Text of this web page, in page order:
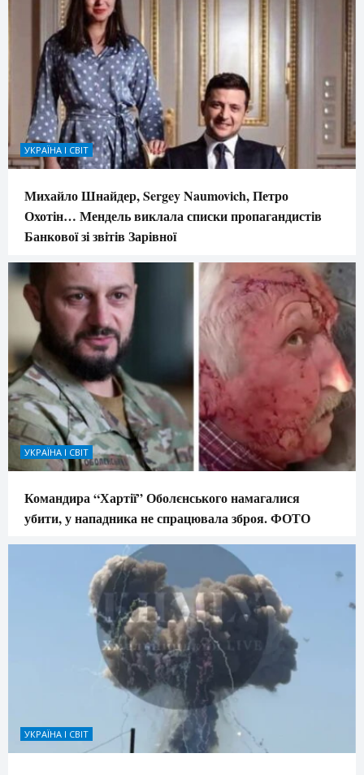
УКРАЇНА І СВІТ
Михайло Шнайдер, Sergey Naumovich, Петро
Охотін… Мендель виклала списки пропагандистів
Банкової зі звітів Зарівної
УКРАЇНА І СВІТ
Командира “Хартії” Оболєнського намагалися
убити, у нападника не спрацювала зброя. ФОТО
УКРАЇНА І СВІТ